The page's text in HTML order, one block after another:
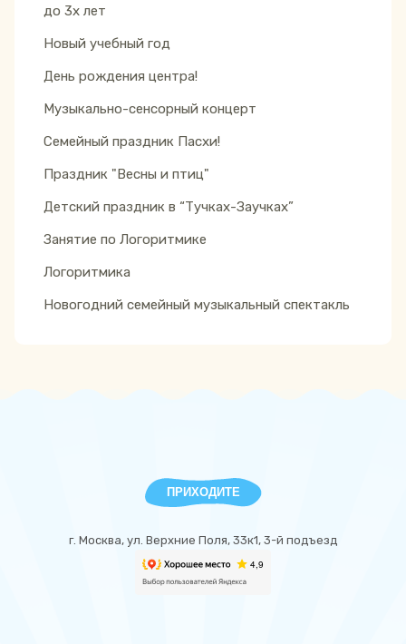
до 3х лет
Новый учебный год
День рождения центра!
Музыкально-сенсорный концерт
Семейный праздник Пасхи!
Праздник "Весны и птиц"
Детский праздник в “Тучках-Заучках”
Занятие по Логоритмике
Логоритмика
Новогодний семейный музыкальный спектакль
ПРИХОДИТЕ
г. Москва, ул. Верхние Поля, 33к1, 3-й подъезд